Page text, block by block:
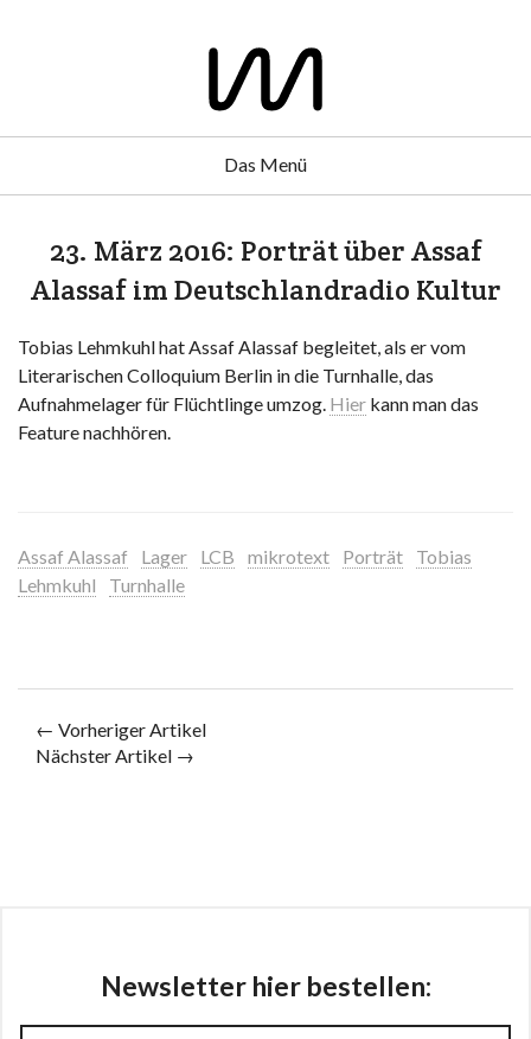
Das Menü
23. März 2016: Porträt über Assaf
Alassaf im Deutschlandradio Kultur
Tobias Lehmkuhl hat Assaf Alassaf begleitet, als er vom
Literarischen Colloquium Berlin in die Turnhalle, das
Aufnahmelager für Flüchtlinge umzog. Hier kann man das
Feature nachhören.
Assaf Alassaf Lager LCB mikrotext Porträt
Tobias
Lehmkuhl
Turnhalle
← Vorheriger Artikel
Nächster Artikel →
Newsletter hier bestellen: